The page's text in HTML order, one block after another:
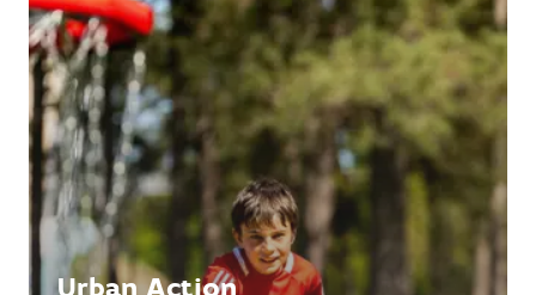
Urban Action